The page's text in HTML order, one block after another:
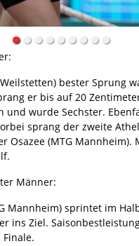
Weilstetten) bester Sprung
er bis auf 20
und wurde Sechster.
sprang der zweite
Osazee (MTG Mannheim).
Männer:
Mannheim) sprintet im
ins Ziel.